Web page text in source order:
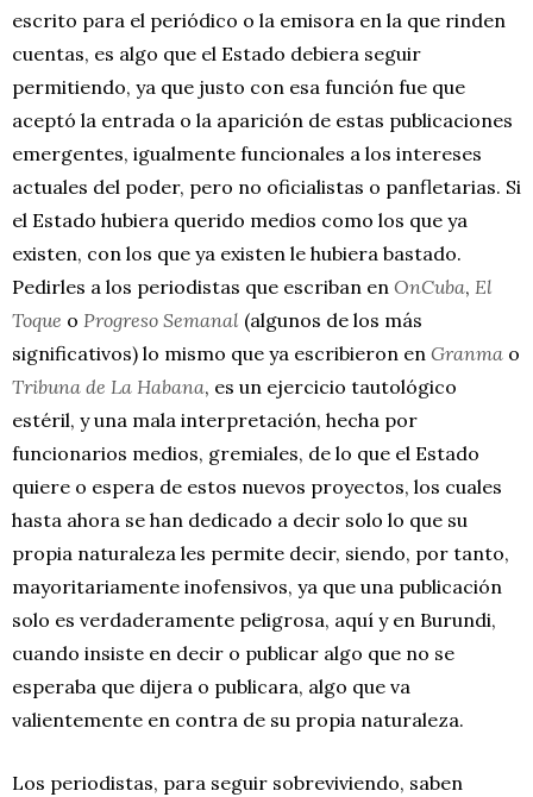
escrito para el periódico o la emisora en la que rinden
cuentas, es algo que el Estado debiera seguir
permitiendo, ya que justo con esa función fue que
aceptó la entrada o la aparición de estas publicaciones
emergentes, igualmente funcionales a los intereses
actuales del poder, pero no oficialistas o panfletarias. Si
el Estado hubiera querido medios como los que ya
existen, con los que ya existen le hubiera bastado.
Pedirles a los periodistas que escriban en OnCuba, El
Toque o Progreso Semanal (algunos de los más
significativos) lo mismo que ya escribieron en Granma o
Tribuna de La Habana, es un ejercicio tautológico
estéril, y una mala interpretación, hecha por
funcionarios medios, gremiales, de lo que el Estado
quiere o espera de estos nuevos proyectos, los cuales
hasta ahora se han dedicado a decir solo lo que su
propia naturaleza les permite decir, siendo, por tanto,
mayoritariamente inofensivos, ya que una publicación
solo es verdaderamente peligrosa, aquí y en Burundi,
cuando insiste en decir o publicar algo que no se
esperaba que dijera o publicara, algo que va
valientemente en contra de su propia naturaleza.
Los periodistas, para seguir sobreviviendo, saben